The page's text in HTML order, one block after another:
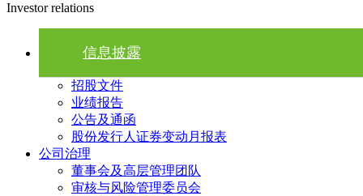
Investor relations
信息披露
招股文件
业绩报告
公告及通函
股份发行人证券变动月报表
公司治理
董事会及高层管理团队
审核与风险管理委员会